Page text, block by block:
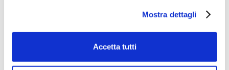
Mostra dettagli
Accetta tutti